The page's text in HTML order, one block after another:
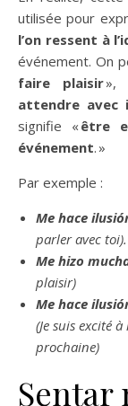
utilisée pour
l’on ressent à
événement. On
faire
plaisir»,
attendre avec
signifie « être
événement. »
Par exemple :
Me hace
parler avec toi).
Me hizo
plaisir)
Me hace
(Je suis excité
prochaine)
Sentar